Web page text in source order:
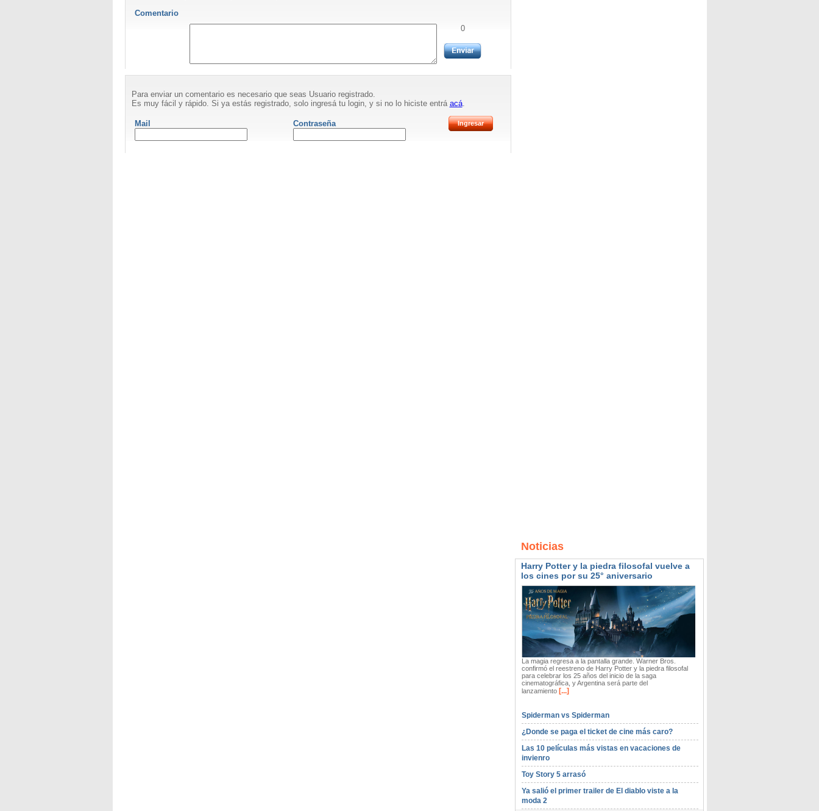
Comentario
0
Para enviar un comentario es necesario que seas Usuario registrado.
Es muy fácil y rápido. Si ya estás registrado, solo ingresá tu login, y si no lo hiciste entrá acá.
Mail Contraseña
Noticias
Harry Potter y la piedra filosofal vuelve a
los cines por su 25° aniversario
La magia regresa a la pantalla grande. Warner Bros.
confirmó el reestreno de Harry Potter y la piedra filosofal
para celebrar los 25 años del inicio de la saga
cinematográfica, y Argentina será parte del
lanzamiento[...]
Spiderman vs Spiderman
¿Donde se paga el ticket de cine más caro?
Las 10 películas más vistas en vacaciones de
invienro
Toy Story 5 arrasó
Ya salió el primer trailer de El diablo viste a la
moda 2